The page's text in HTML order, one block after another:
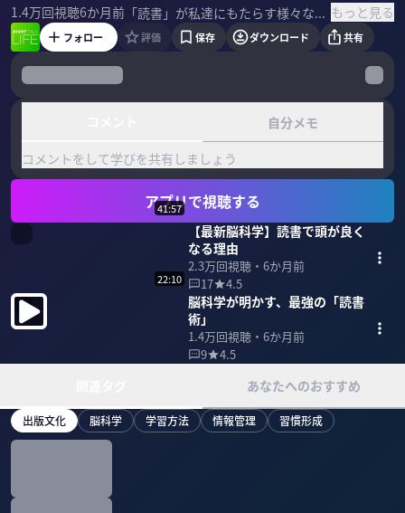
1.4万回視聴6か月前 「読書」が私達にもたらす様々なメリットが、脳科学の研究でわかってきた。「本の読み方」の違いは脳にどのように影響するのか？暗記に最も適した読書法は？脳科学者の毛内拡氏に聞いた。 ＜ゲスト＞ 毛内拡｜脳科学者 お茶の水女子大学基幹研究院自然科学系助教。2013年、東京工業大学大学院総合理工学研究科 博士課程修了。博士（理学）。日本学術振興会特別研究員、理化学研究所脳科学総合研究センター研究員を経て、2018年より現職。専門は脳神経科学。可能性教育グループ学術顧問。著書に『脳を司る「脳」一最新研究で見えてきた、驚くべき脳のはたらき』（講談社ブルーバックス）など。 ＜参考書籍＞ 『読書する脳』 毛内拡（著）SBクリエイティブ（刊） もっと見る
フォロー 評価 保存 ダウンロード 共有
自分メモ
コメントをして学びを共有しましょう
アプリで視聴する
41:57
【最新脳科学】読書で頭が良く
なる理由
2.3万回視聴・ 6か月前
17
4.5
22:10
脳科学が明かす、最強の「読書
術」
1.4万回視聴・ 6か月前
9
4.5
あなたへのおすすめ
出版文化 脳科学 学習方法 情報管理 習慣形成